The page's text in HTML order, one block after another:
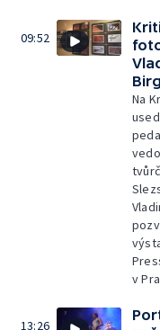
09:52
Na
v
13:26